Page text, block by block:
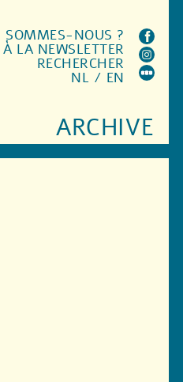
ARCHIVE
SOMMES-NOUS ?
LA NEWSLETTER
RECHERCHER
NL / EN